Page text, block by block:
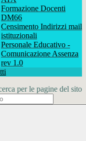
Formazione Docenti
DM66
Censimento Indirizzi mail
istituzionali
Personale Educativo -
Comunicazione Assenza
rev 1.0
per le pagine del sito